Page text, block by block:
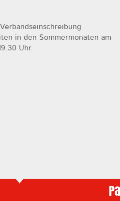
in den Sommermonaten am
Uhr.